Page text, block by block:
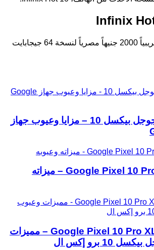
يتوفر الهاتف بسعر تقريبياً 2000 جنيهاً مصرياً لنسخة 64 جيجابايت
سعر ومواصفات جوجل بيكسل 10 – مزايا وعيوب جهاز
سعر ومواصفات Google Pixel 10 Pro – ميزاته
سعر ومواصفات Google Pixel 10 Pro XL – مميزات
برو إكس ال